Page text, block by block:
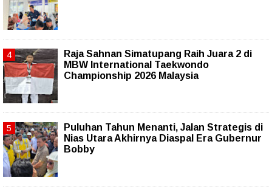
Raja Sahnan Simatupang Raih Juara 2 di
MBW International Taekwondo
Championship 2026 Malaysia
Puluhan Tahun Menanti, Jalan Strategis di
Nias Utara Akhirnya Diaspal Era Gubernur
Bobby